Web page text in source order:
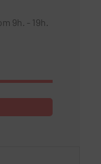
9h. - 19h.